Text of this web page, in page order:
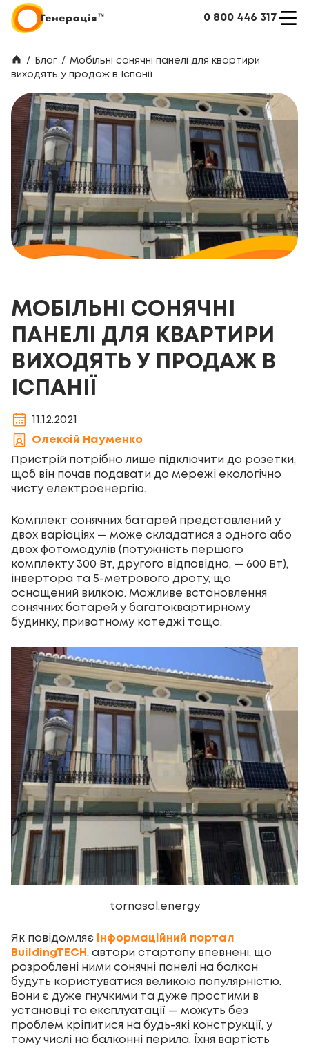
0 800 446 317
/ Блог / Мобільні сонячні панелі для квартири
виходять у продаж в Іспанії
МОБІЛЬНІ СОНЯЧНІ
ПАНЕЛІ ДЛЯ КВАРТИРИ
ВИХОДЯТЬ У ПРОДАЖ В
ІСПАНІЇ
11.12.2021
Олексій Науменко
Пристрій потрібно лише підключити до розетки,
щоб він почав подавати до мережі екологічно
чисту електроенергію.
Комплект сонячних батарей представлений у
двох варіаціях — може складатися з одного або
двох фотомодулів (потужність першого
комплекту 300 Вт, другого відповідно, — 600 Вт),
інвертора та 5-метрового дроту, що
оснащений вилкою. Можливе встановлення
сонячних батарей у багатоквартирному
будинку, приватному котеджі тощо.
tornasol.energy
Як повідомляє інформаційний портал
BuildingTECH , автори стартапу впевнені, що
розроблені ними сонячні панелі на балкон
будуть користуватися великою популярністю.
Вони є дуже гнучкими та дуже простими в
установці та експлуатації — можуть без
проблем кріпитися на будь-які конструкції, у
тому числі на балконні перила. Їхня вартість